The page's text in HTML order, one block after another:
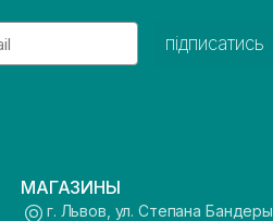
підписатись
МАГАЗИНЫ
г. Львов, ул. Степана